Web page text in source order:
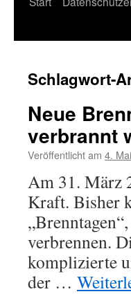
Schlagwort-
Neue
verbrannt
Veröffentlicht am 4.
Am 31. März
Kraft. Bisher
verbrennen.
komplizierte
der …